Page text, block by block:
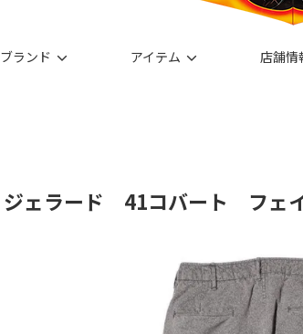
ブランド アイテム 店舗情
ジェラード 41コバート フェ